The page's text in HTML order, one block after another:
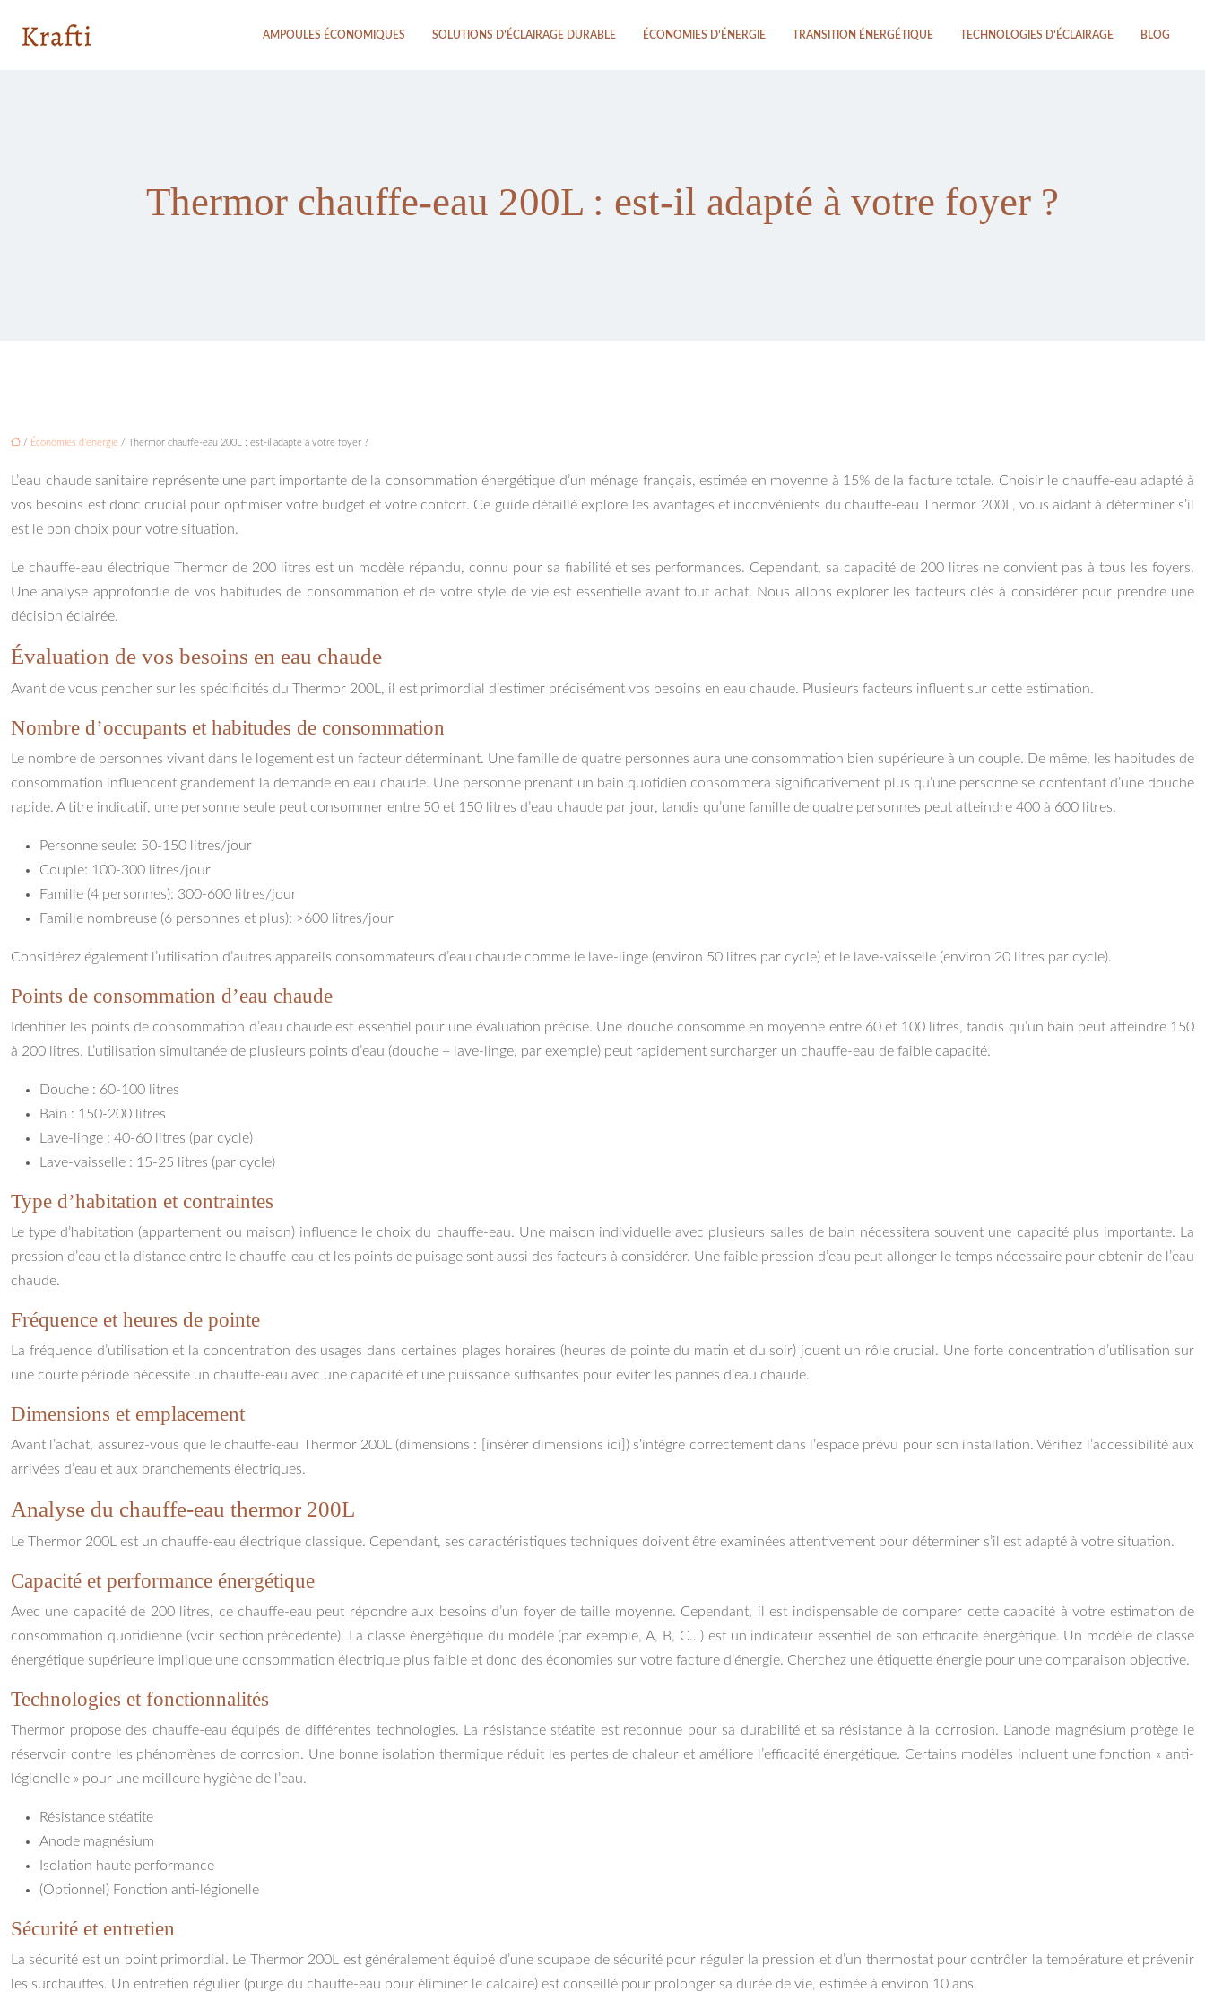
AMPOULES ÉCONOMIQUES SOLUTIONS D’ÉCLAIRAGE DURABLE ÉCONOMIES D’ÉNERGIE TRANSITION ÉNERGÉTIQUE TECHNOLOGIES D’ÉCLAIRAGE BLOG
Thermor chauffe-eau 200L : est-il adapté à votre foyer ?
/ Économies d’énergie / Thermor chauffe-eau 200L : est-il adapté à votre foyer ?
L’eau chaude sanitaire représente une part importante de la consommation énergétique d’un ménage français, estimée en moyenne à 15% de la facture totale. Choisir le chauffe-eau adapté à
vos besoins est donc crucial pour optimiser votre budget et votre confort. Ce guide détaillé explore les avantages et inconvénients du chauffe-eau Thermor 200L, vous aidant à déterminer s’il
est le bon choix pour votre situation.
Le chauffe-eau électrique Thermor de 200 litres est un modèle répandu, connu pour sa fiabilité et ses performances. Cependant, sa capacité de 200 litres ne convient pas à tous les foyers.
Une analyse approfondie de vos habitudes de consommation et de votre style de vie est essentielle avant tout achat. Nous allons explorer les facteurs clés à considérer pour prendre une
décision éclairée.
Évaluation de vos besoins en eau chaude
Avant de vous pencher sur les spécificités du Thermor 200L, il est primordial d’estimer précisément vos besoins en eau chaude. Plusieurs facteurs influent sur cette estimation.
Nombre d’occupants et habitudes de consommation
Le nombre de personnes vivant dans le logement est un facteur déterminant. Une famille de quatre personnes aura une consommation bien supérieure à un couple. De même, les habitudes de
consommation influencent grandement la demande en eau chaude. Une personne prenant un bain quotidien consommera significativement plus qu’une personne se contentant d’une douche
rapide. A titre indicatif, une personne seule peut consommer entre 50 et 150 litres d’eau chaude par jour, tandis qu’une famille de quatre personnes peut atteindre 400 à 600 litres.
Personne seule: 50-150 litres/jour
Couple: 100-300 litres/jour
Famille (4 personnes): 300-600 litres/jour
Famille nombreuse (6 personnes et plus): >600 litres/jour
Considérez également l’utilisation d’autres appareils consommateurs d’eau chaude comme le lave-linge (environ 50 litres par cycle) et le lave-vaisselle (environ 20 litres par cycle).
Points de consommation d’eau chaude
Identifier les points de consommation d’eau chaude est essentiel pour une évaluation précise. Une douche consomme en moyenne entre 60 et 100 litres, tandis qu’un bain peut atteindre 150
à 200 litres. L’utilisation simultanée de plusieurs points d’eau (douche + lave-linge, par exemple) peut rapidement surcharger un chauffe-eau de faible capacité.
Douche : 60-100 litres
Bain : 150-200 litres
Lave-linge : 40-60 litres (par cycle)
Lave-vaisselle : 15-25 litres (par cycle)
Type d’habitation et contraintes
Le type d’habitation (appartement ou maison) influence le choix du chauffe-eau. Une maison individuelle avec plusieurs salles de bain nécessitera souvent une capacité plus importante. La
pression d’eau et la distance entre le chauffe-eau et les points de puisage sont aussi des facteurs à considérer. Une faible pression d’eau peut allonger le temps nécessaire pour obtenir de l’eau
chaude.
Fréquence et heures de pointe
La fréquence d’utilisation et la concentration des usages dans certaines plages horaires (heures de pointe du matin et du soir) jouent un rôle crucial. Une forte concentration d’utilisation sur
une courte période nécessite un chauffe-eau avec une capacité et une puissance suffisantes pour éviter les pannes d’eau chaude.
Dimensions et emplacement
Avant l’achat, assurez-vous que le chauffe-eau Thermor 200L (dimensions : [insérer dimensions ici]) s’intègre correctement dans l’espace prévu pour son installation. Vérifiez l’accessibilité aux
arrivées d’eau et aux branchements électriques.
Analyse du chauffe-eau thermor 200L
Le Thermor 200L est un chauffe-eau électrique classique. Cependant, ses caractéristiques techniques doivent être examinées attentivement pour déterminer s’il est adapté à votre situation.
Capacité et performance énergétique
Avec une capacité de 200 litres, ce chauffe-eau peut répondre aux besoins d’un foyer de taille moyenne. Cependant, il est indispensable de comparer cette capacité à votre estimation de
consommation quotidienne (voir section précédente). La classe énergétique du modèle (par exemple, A, B, C…) est un indicateur essentiel de son efficacité énergétique. Un modèle de classe
énergétique supérieure implique une consommation électrique plus faible et donc des économies sur votre facture d’énergie. Cherchez une étiquette énergie pour une comparaison objective.
Technologies et fonctionnalités
Thermor propose des chauffe-eau équipés de différentes technologies. La résistance stéatite est reconnue pour sa durabilité et sa résistance à la corrosion. L’anode magnésium protège le
réservoir contre les phénomènes de corrosion. Une bonne isolation thermique réduit les pertes de chaleur et améliore l’efficacité énergétique. Certains modèles incluent une fonction « anti-
légionelle » pour une meilleure hygiène de l’eau.
Résistance stéatite
Anode magnésium
Isolation haute performance
(Optionnel) Fonction anti-légionelle
Sécurité et entretien
La sécurité est un point primordial. Le Thermor 200L est généralement équipé d’une soupape de sécurité pour réguler la pression et d’un thermostat pour contrôler la température et prévenir
les surchauffes. Un entretien régulier (purge du chauffe-eau pour éliminer le calcaire) est conseillé pour prolonger sa durée de vie, estimée à environ 10 ans.